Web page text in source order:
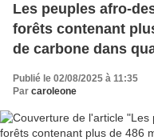
Les peuples afro-
forêts contenant
de carbone dans
Publié le 02/08/2025 à 11:35
Par caroleone